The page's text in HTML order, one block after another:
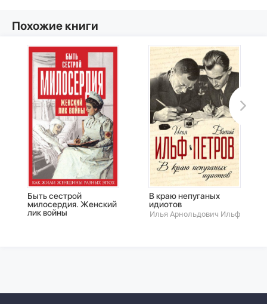
Похожие книги
Быть сестрой
милосердия. Женский
лик войны
В краю непуганых
идиотов
Илья Арнольдович Ильф